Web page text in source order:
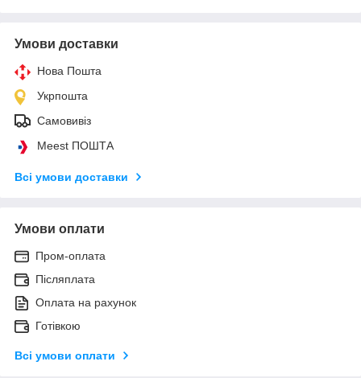
Умови доставки
Нова Пошта
Укрпошта
Самовивіз
Meest ПОШТА
Всі умови доставки
Умови оплати
Пром-оплата
Післяплата
Оплата на рахунок
Готівкою
Всі умови оплати